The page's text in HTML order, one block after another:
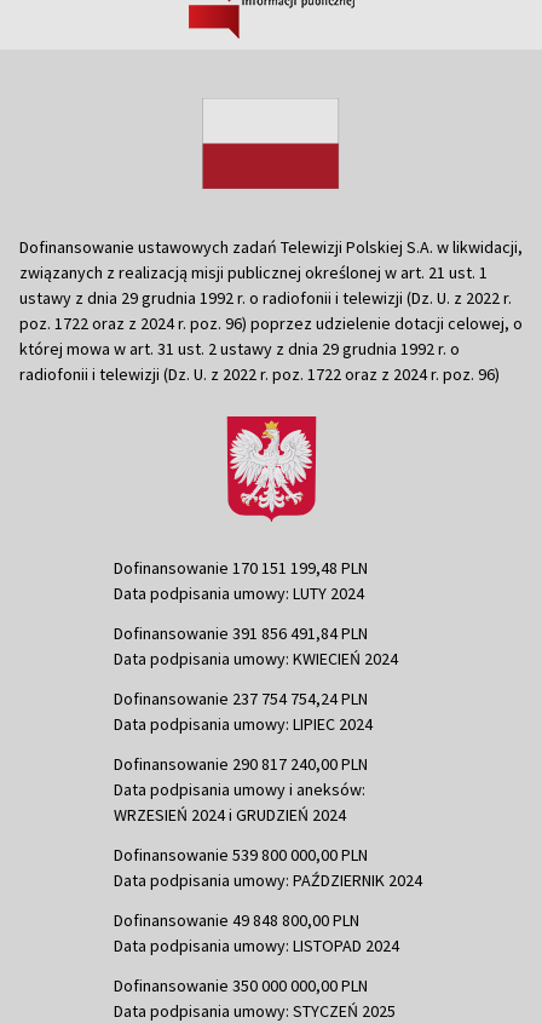
Dofinansowanie ustawowych zadań Telewizji Polskiej S.A. w likwidacji,
związanych z realizacją misji publicznej określonej w art. 21 ust. 1
ustawy z dnia 29 grudnia 1992 r. o radiofonii i telewizji (Dz. U. z 2022 r.
poz. 1722 oraz z 2024 r. poz. 96) poprzez udzielenie dotacji celowej, o
której mowa w art. 31 ust. 2 ustawy z dnia 29 grudnia 1992 r. o
radiofonii i telewizji (Dz. U. z 2022 r. poz. 1722 oraz z 2024 r. poz. 96)
Dofinansowanie 170 151 199,48 PLN
Data podpisania umowy: LUTY 2024
Dofinansowanie 391 856 491,84 PLN
Data podpisania umowy: KWIECIEŃ 2024
Dofinansowanie 237 754 754,24 PLN
Data podpisania umowy: LIPIEC 2024
Dofinansowanie 290 817 240,00 PLN
Data podpisania umowy i aneksów:
WRZESIEŃ 2024 i GRUDZIEŃ 2024
Dofinansowanie 539 800 000,00 PLN
Data podpisania umowy: PAŹDZIERNIK 2024
Dofinansowanie 49 848 800,00 PLN
Data podpisania umowy: LISTOPAD 2024
Dofinansowanie 350 000 000,00 PLN
Data podpisania umowy: STYCZEŃ 2025